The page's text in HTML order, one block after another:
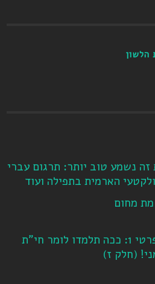
הלשון
זה נשמע טוב יותר: תרגום עברי
הארמית בתפילה ועוד
מחום
שיעור פרטי 1: ככה תלמדו לומר חי"ת
‏(חלק ז‏)